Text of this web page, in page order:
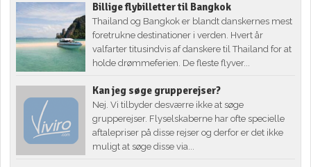
Billige flybilletter til Bangkok
Thailand og Bangkok er blandt danskernes mest
foretrukne destinationer i verden. Hvert år
valfarter titusindvis af danskere til Thailand for at
holde drømmeferien. De fleste flyver...
Kan jeg søge grupperejser?
Nej. Vi tilbyder desværre ikke at søge
grupperejser. Flyselskaberne har ofte specielle
aftalepriser på disse rejser og derfor er det ikke
muligt at søge disse via...